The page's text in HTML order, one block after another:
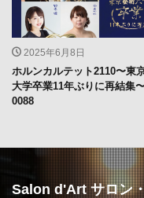
2025年6月8日
ホルンカルテット2110〜東
大学卒業11年ぶりに再結集〜
0088
Salon d'Art サロン